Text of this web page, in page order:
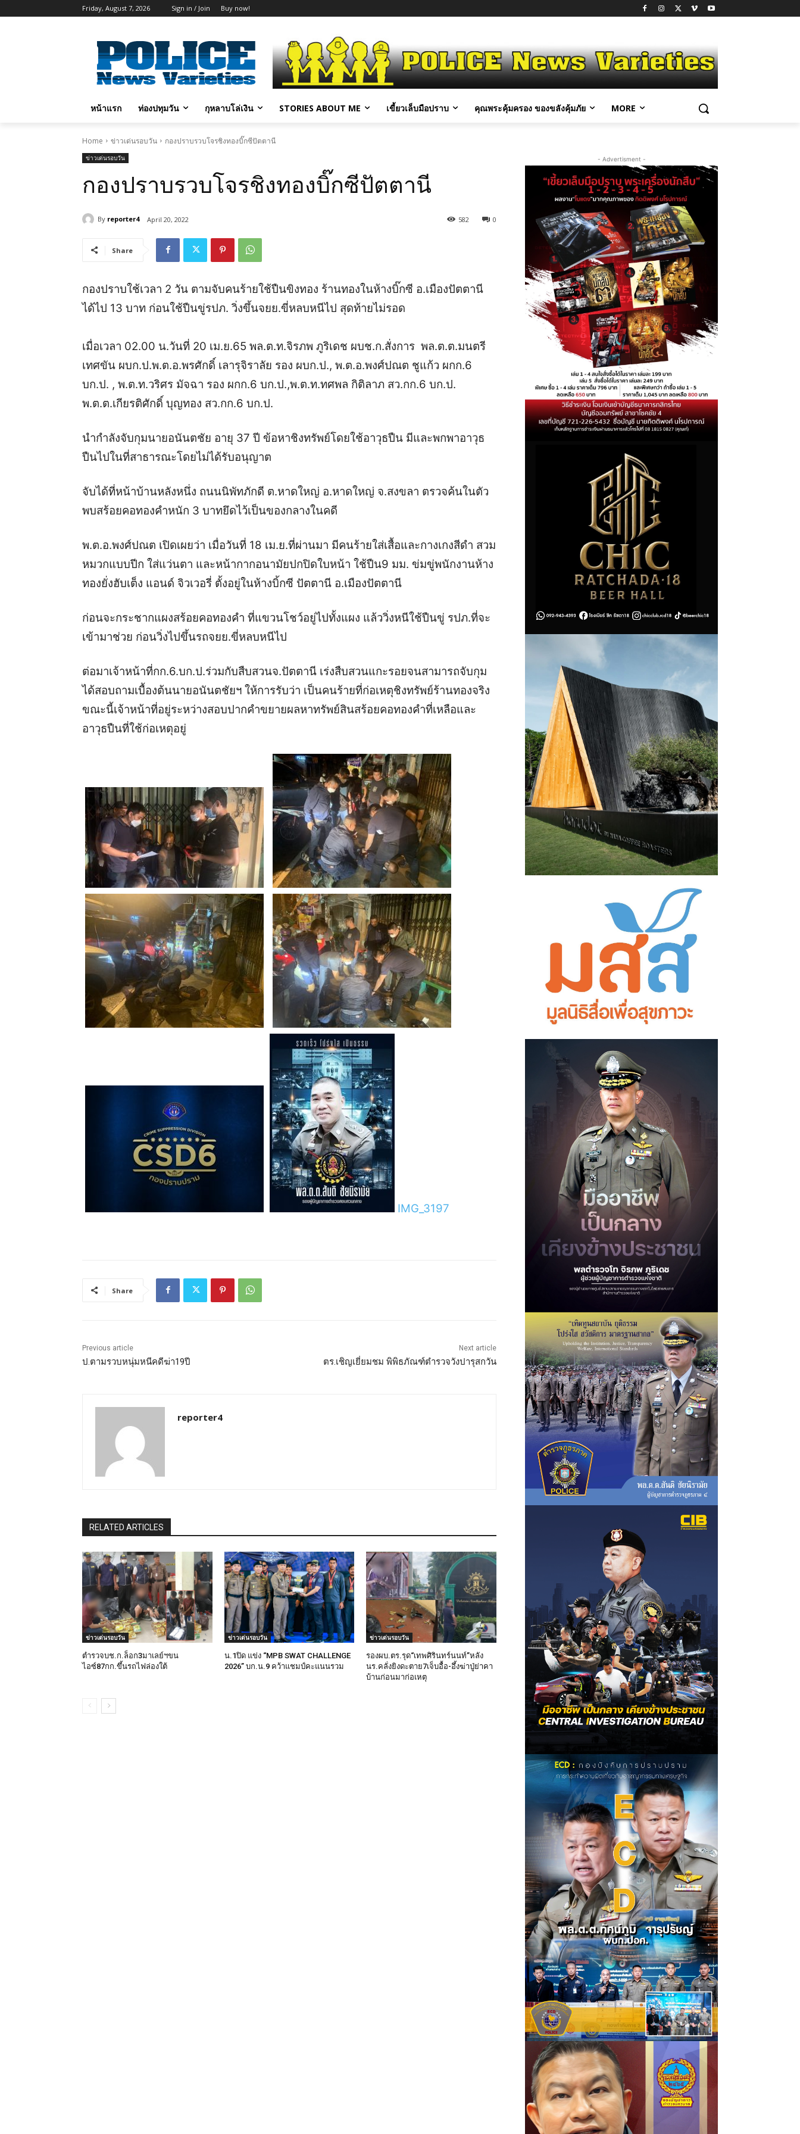
Friday, August 7, 2026 Sign in / Join Buy now!
หน้าแรก ท่องปทุมวัน กุหลาบโล่เงิน STORIES ABOUT ME เขี้ยวเล็บมือปราบ คุณพระคุ้มครอง ของขลังคุ้มภัย MORE
Home ข่าวเด่นรอบวัน กองปราบรวบโจรชิงทองบิ๊กซีปัตตานี
ข่าวเด่นรอบวัน
กองปราบรวบโจรชิงทองบิ๊กซีปัตตานี
By reporter4 April 20, 2022 0
582
Share
กองปราบใช้เวลา 2 วัน ตามจับคนร้ายใช้ปืนขิงทอง ร้านทองในห้างบิ๊กซี อ.เมืองปัตตานี
ได้ไป 13 บาท ก่อนใช้ปืนขู่รปภ. วิ่งขึ้นจยย.ขี่หลบหนีไป สุดท้ายไม่รอด
เมื่อเวลา 02.00 น.วันที่ 20 เม.ย.65 พล.ต.ท.จิรภพ ภูริเดช ผบช.ก.สั่งการ พล.ต.ต.มนตรี
เทศขัน ผบก.ป.พ.ต.อ.พรศักดิ์ เลารุจิราลัย รอง ผบก.ป., พ.ต.อ.พงศ์ปณต ชูแก้ว ผกก.6
บก.ป. , พ.ต.ท.วริศร มัจฉา รอง ผกก.6 บก.ป.,พ.ต.ท.ทศพล กิติลาภ สว.กก.6 บก.ป.
พ.ต.ต.เกียรติศักดิ์ บุญทอง สว.กก.6 บก.ป.
นำกำลังจับกุมนายอนันตชัย อายุ 37 ปี ข้อหาชิงทรัพย์โดยใช้อาวุธปืน มีและพกพาอาวุธ
ปืนไปในที่สาธารณะโดยไม่ได้รับอนุญาต
จับได้ที่หน้าบ้านหลังหนึ่ง ถนนนิพัทภักดี ต.หาดใหญ่ อ.หาดใหญ่ จ.สงขลา ตรวจค้นในตัว
พบสร้อยคอทองคำหนัก 3 บาทยึดไว้เป็นของกลางในคดี
พ.ต.อ.พงศ์ปณต เปิดเผยว่า เมื่อวันที่ 18 เม.ย.ที่ผ่านมา มีคนร้ายใส่เสื้อและกางเกงสีดำ สวม
หมวกแบบปีก ใส่แว่นตา และหน้ากากอนามัยปกปิดใบหน้า ใช้ปืน9 มม. ข่มขู่พนักงานห้าง
ทองยั่งฮับเต็ง แอนด์ จิวเวอรี่ ตั้งอยู่ในห้างบิ้กซี ปัตตานี อ.เมืองปัตตานี
ก่อนจะกระชากแผงสร้อยคอทองคำ ที่แขวนโชว์อยู่ไปทั้งแผง แล้ววิ่งหนีใช้ปืนขู่ รปภ.ที่จะ
เข้ามาช่วย ก่อนวิ่งไปขึ้นรถจยย.ขี่หลบหนีไป
ต่อมาเจ้าหน้าที่กก.6.บก.ป.ร่วมกับสืบสวนจ.ปัตตานี เร่งสืบสวนแกะรอยจนสามารถจับกุม
ได้สอบถามเบื้องต้นนายอนันตชัยฯ ให้การรับว่า เป็นคนร้ายที่ก่อเหตุชิงทรัพย์ร้านทองจริง
ขณะนี้เจ้าหน้าที่อยู่ระหว่างสอบปากคำขยายผลหาทรัพย์สินสร้อยคอทองคำที่เหลือและ
อาวุธปืนที่ใช้ก่อเหตุอยู่
IMG_3197
Share
Previous article
ป.ตามรวบหนุ่มหนีคดีฆ่า19ปี
Next article
ตร.เชิญเยี่ยมชม พิพิธภัณฑ์ตำรวจวังปารุสกวัน
reporter4
RELATED ARTICLES
ข่าวเด่นรอบวัน
ตำรวจบช.ก.ล็อก3มาเลย์ฯขน
ไอซ์87กก.ขึ้นรถไฟล่องใต้
ข่าวเด่นรอบวัน
น.1ปิด แข่ง “MPB SWAT CHALLENGE
2026” บก.น.9 คว้าแชมป์คะแนนรวม
ข่าวเด่นรอบวัน
รองผบ.ตร.รุด“เทพศิรินทร์นนท์”หลัง
นร.คลั่งยิงดะตาย7เจ็บอื้อ-อึ้งฆ่าปู่ย่าคา
บ้านก่อนมาก่อเหตุ
- Advertisment -